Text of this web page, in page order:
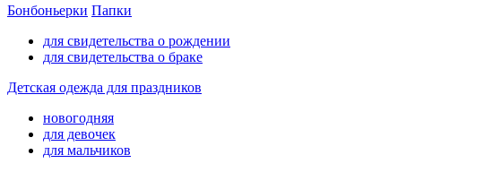
Бонбоньерки Папки
для свидетельства о рождении
для свидетельства о браке
Детская одежда для праздников
новогодняя
для девочек
для мальчиков